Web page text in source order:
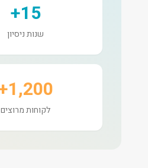
15+
שנות ניסיון
1,200+
לקוחות מרוצים